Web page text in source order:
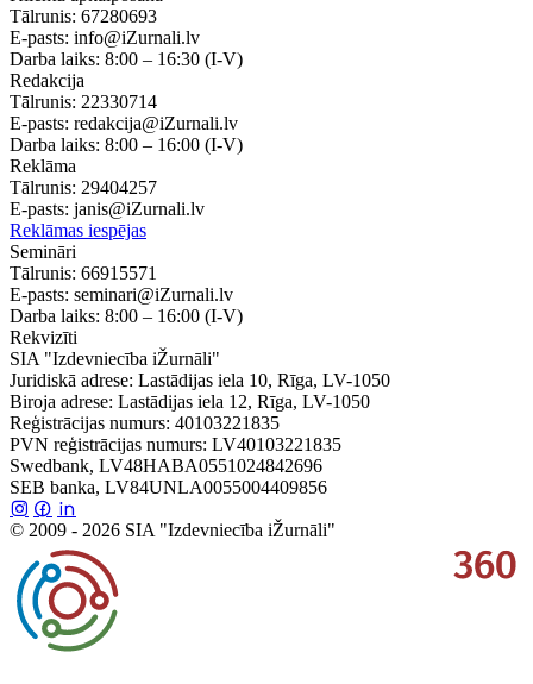
Tālrunis: 67280693
E-pasts: info@iZurnali.lv
Darba laiks: 8:00 – 16:30 (I-V)
Redakcija
Tālrunis: 22330714
E-pasts: redakcija@iZurnali.lv
Darba laiks: 8:00 – 16:00 (I-V)
Reklāma
Tālrunis: 29404257
E-pasts: janis@iZurnali.lv
Reklāmas iespējas
Semināri
Tālrunis: 66915571
E-pasts: seminari@iZurnali.lv
Darba laiks: 8:00 – 16:00 (I-V)
Rekvizīti
SIA "Izdevniecība iŽurnāli"
Juridiskā adrese: Lastādijas iela 10, Rīga, LV-1050
Biroja adrese: Lastādijas iela 12, Rīga, LV-1050
Reģistrācijas numurs: 40103221835
PVN reģistrācijas numurs: LV40103221835
Swedbank, LV48HABA0551024842696
SEB banka, LV84UNLA0055004409856
© 2009 - 2026 SIA "Izdevniecība iŽurnāli"